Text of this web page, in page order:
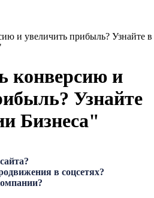
и увеличить прибыль? Узнайте в
конверсию и
Узнайте
Бизнеса"
в соцсетях?